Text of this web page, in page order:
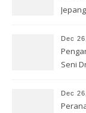
Dec
Seni
Dec